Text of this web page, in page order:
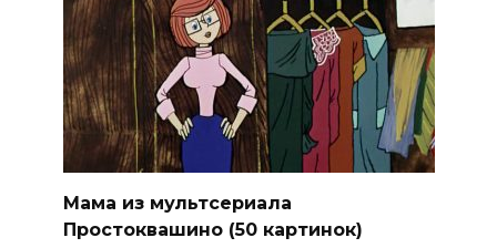
Мама из мультсериала
Простоквашино (50 картинок)